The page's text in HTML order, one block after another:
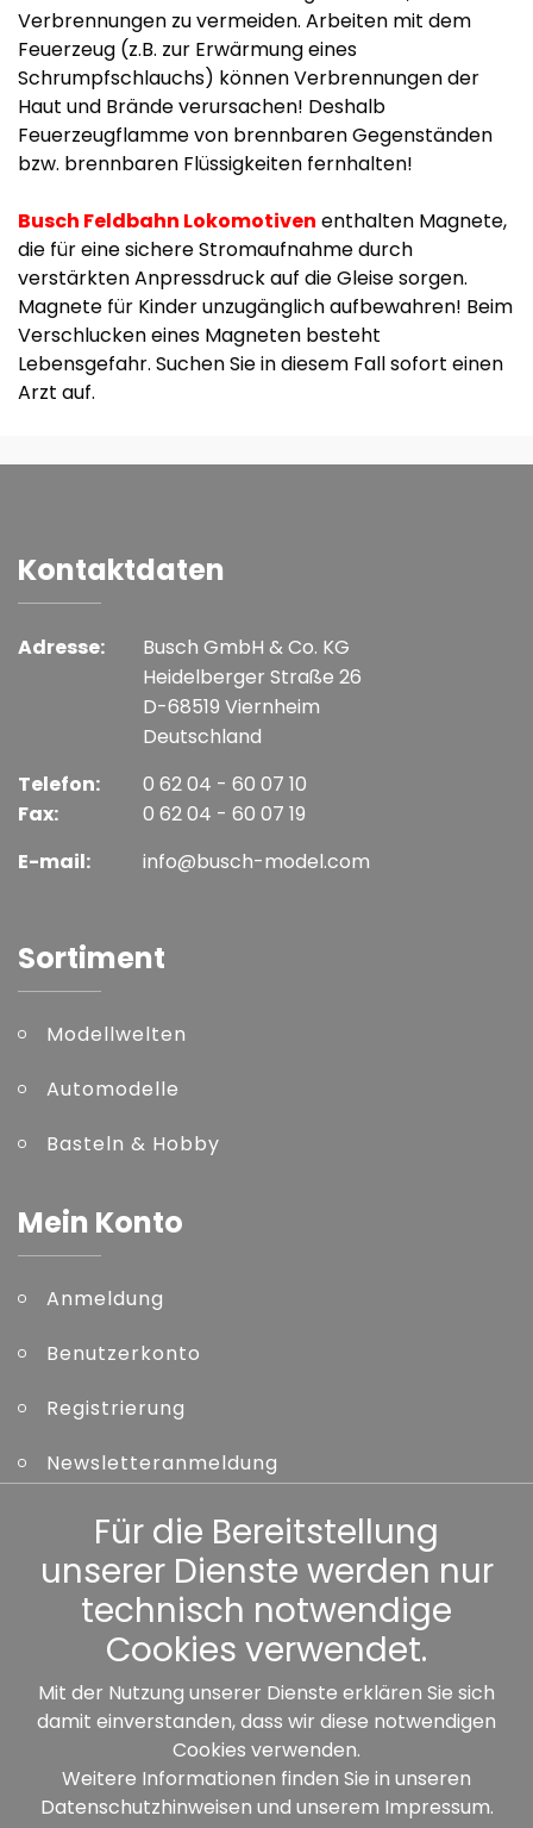
Verbrennungen zu vermeiden. Arbeiten mit dem
Feuerzeug (z.B. zur Erwärmung eines
Schrumpfschlauchs) können Verbrennungen der
Haut und Brände verursachen! Deshalb
Feuerzeugflamme von brennbaren Gegenständen
bzw. brennbaren Flüssigkeiten fernhalten!
Busch Feldbahn Lokomotiven enthalten Magnete,
die für eine sichere Stromaufnahme durch
verstärkten Anpressdruck auf die Gleise sorgen.
Magnete für Kinder unzugänglich aufbewahren! Beim
Verschlucken eines Magneten besteht
Lebensgefahr. Suchen Sie in diesem Fall sofort einen
Arzt auf.
Kontaktdaten
Adresse:
Busch GmbH & Co. KG
Heidelberger Straße 26
D-68519 Viernheim
Deutschland
Telefon:
Fax:
0 62 04 - 60 07 10
0 62 04 - 60 07 19
E-mail:
info@busch-model.com
Sortiment
Modellwelten
Automodelle
Basteln & Hobby
Mein Konto
Anmeldung
Benutzerkonto
Registrierung
Newsletteranmeldung
Kennwort vergessen
Sonstiges
Unsere Partner:
Für die Bereitstellung
unserer Dienste werden nur
technisch notwendige
Cookies verwendet.
Mit der Nutzung unserer Dienste erklären Sie sich
damit einverstanden, dass wir diese notwendigen
Cookies verwenden.
Weitere Informationen finden Sie in unseren
Datenschutzhinweisen und unserem Impressum.